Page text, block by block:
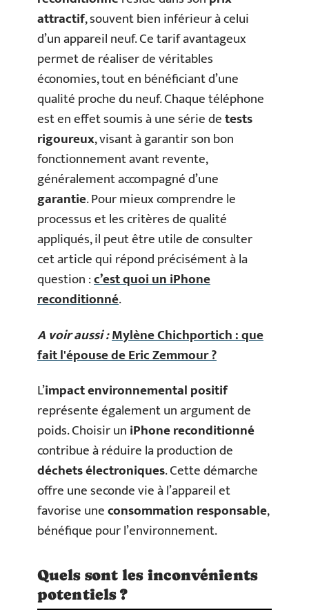
attractif, souvent bien inférieur à celui
d’un appareil neuf. Ce tarif avantageux
permet de réaliser de véritables
économies, tout en bénéficiant d’une
qualité proche du neuf. Chaque téléphone
est en effet soumis à une série detests
rigoureux, visant à garantir son bon
fonctionnement avant revente,
généralement accompagné d’une
garantie. Pour mieux comprendre le
processus et les critères de qualité
appliqués, il peut être utile de consulter
cet article qui répond précisément à la
question :c’est quoi un iPhone
reconditionné.
A voir aussi :Mylène Chichportich : que
fait l'épouse de Eric Zemmour ?
L’impact environnemental positif
représente également un argument de
poids. Choisir uniPhone reconditionné
contribue à réduire la production de
déchets électroniques. Cette démarche
offre une seconde vie à l’appareil et
favorise uneconsommation responsable,
bénéfique pour l’environnement.
Quels sont les inconvénients
potentiels ?